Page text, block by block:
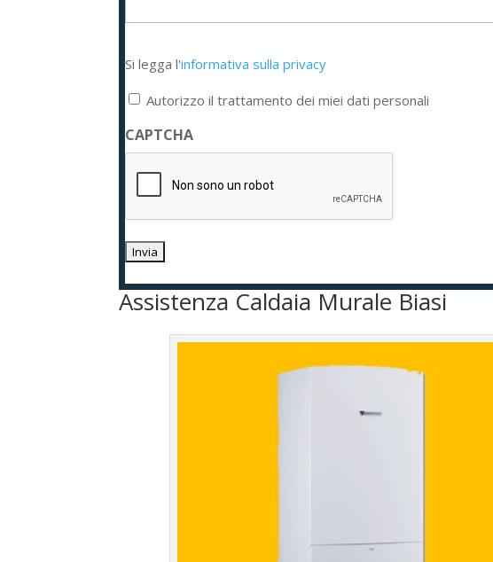
legga
l'informativa
privacy
*
Si legga l'informativa sulla privacy
Autorizzo il trattamento dei miei dati personali
CAPTCHA
Assistenza Caldaia Murale Biasi